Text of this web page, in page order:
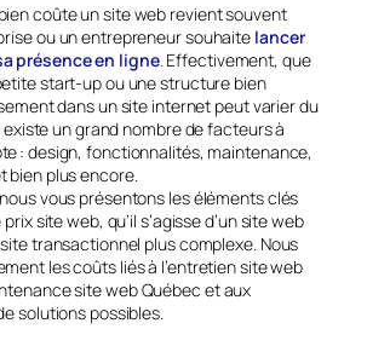
coûte un site web revient souvent
ou un entrepreneur souhaite lancer
présence en ligne. Effectivement, que
start-up ou une structure bien
dans un site internet peut varier du
existe un grand nombre de facteurs à
: design, fonctionnalités, maintenance,
bien plus encore.
vous présentons les éléments clés
site web, qu’il s’agisse d’un site web
transactionnel plus complexe. Nous
les coûts liés à l’entretien site web
site web Québec et aux
solutions possibles.